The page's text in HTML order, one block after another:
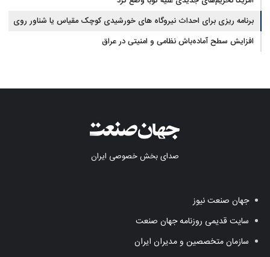
برنامه ریزی برای احداث نیروگاه های خورشیدی کوچک مقیاس یا شناور روی
آب در مازندران
افزایش سطح آماده‌باش نظامی و امنیتی در عراق
صدای بخش خصوصی ایران
جهان صنعت نیوز
سایت قدیمی روزنامه جهان صنعت
سازمان متخصصین و مدیران ایران